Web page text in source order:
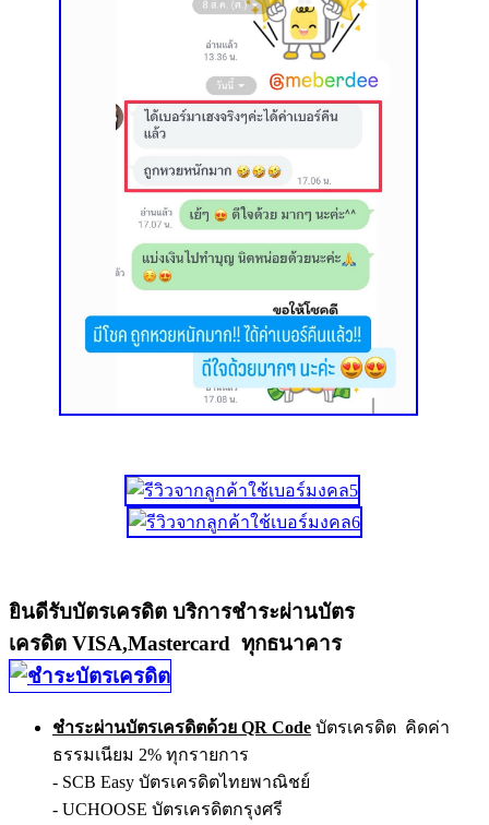
ยินดีรับบัตรเครดิต บริการชำระผ่านบัตร
เครดิต VISA,Mastercard ทุกธนาคาร
ชำระผ่านบัตรเครดิตด้วย QR Code บัตรเครดิต คิดค่า
ธรรมเนียม 2% ทุกรายการ
- SCB Easy บัตรเครดิตไทยพาณิชย์
- UCHOOSE บัตรเครดิตกรุงศรี